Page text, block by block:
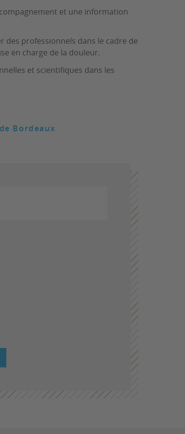
et une information
des professionnels dans le cadre de
en charge de la douleur.
et scientifiques dans les
Bordeaux